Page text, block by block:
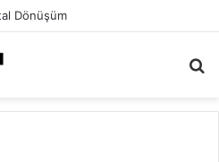
Kamaştıran Şıklığın Sırları